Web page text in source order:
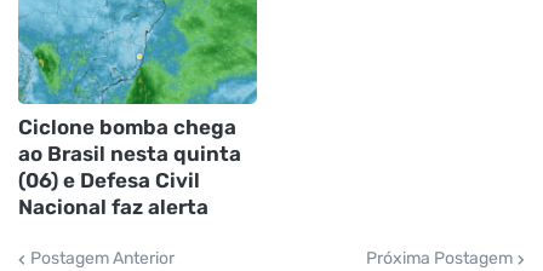
Ciclone bomba chega
ao Brasil nesta quinta
(06) e Defesa Civil
Nacional faz alerta
Postagem Anterior Próxima Postagem